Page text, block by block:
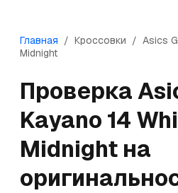
Главная / Кроссовки / Asics
Midnight
Проверка
Kayano 14
Midnight на